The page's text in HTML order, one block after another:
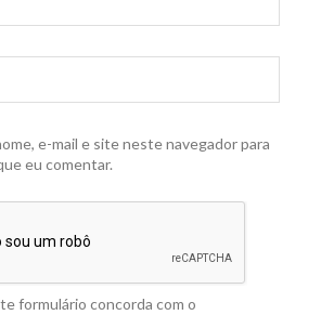
e-mail e site neste navegador para
eu comentar.
formulário concorda com o